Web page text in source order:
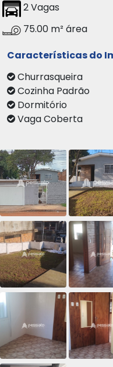
2 Vagas
75.00 m² área
Características do
Churrasqueira
Cozinha Padrão
Dormitório
Vaga Coberta